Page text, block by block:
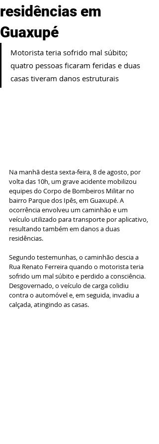
residências em
Guaxupé
Motorista teria sofrido mal súbito;
quatro pessoas ficaram feridas e duas
casas tiveram danos estruturais
Na manhã desta sexta-feira, 8 de agosto, por
volta das 10h, um grave acidente mobilizou
equipes do Corpo de Bombeiros Militar no
bairro Parque dos Ipês, em Guaxupé. A
ocorrência envolveu um caminhão e um
veículo utilizado para transporte por aplicativo,
resultando também em danos a duas
residências.
Segundo testemunhas, o caminhão descia a
Rua Renato Ferreira quando o motorista teria
sofrido um mal súbito e perdido a consciência.
Desgovernado, o veículo de carga colidiu
contra o automóvel e, em seguida, invadiu a
calçada, atingindo as casas.